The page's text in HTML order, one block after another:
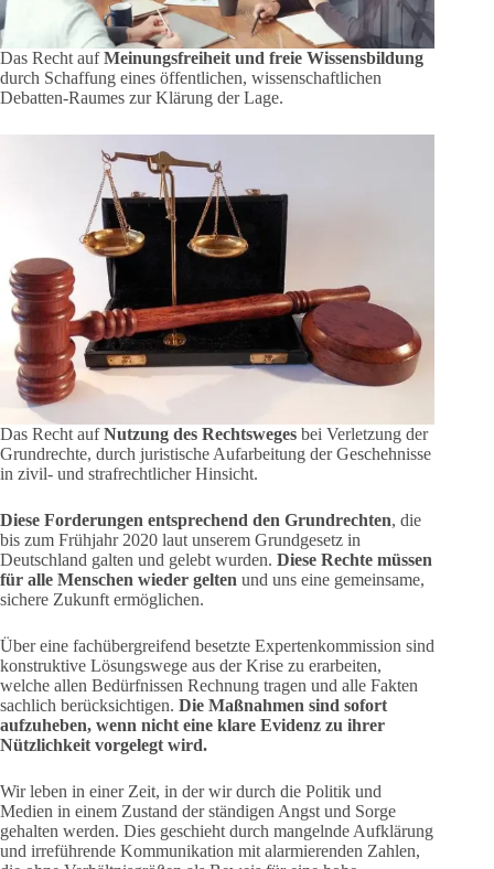
Das Recht aufMeinungsfreiheit und freie Wissensbildung
durch Schaffung eines öffentlichen, wissenschaftlichen
Debatten-Raumes zur Klärung der Lage.
Das Recht aufNutzung des Rechtsweges bei Verletzung der
Grundrechte, durch juristische Aufarbeitung der Geschehnisse
in zivil- und strafrechtlicher Hinsicht.
Diese Forderungen entsprechend den Grundrechten, die
bis zum Frühjahr 2020 laut unserem Grundgesetz in
Deutschland galten und gelebt wurden. Diese Rechte müssen
für alle Menschen wieder gelten und uns eine gemeinsame,
sichere Zukunft ermöglichen.
Über eine fachübergreifend besetzte Expertenkommission sind
konstruktive Lösungswege aus der Krise zu erarbeiten,
welche allen Bedürfnissen Rechnung tragen und alle Fakten
sachlich berücksichtigen. Die Maßnahmen sind sofort
aufzuheben, wenn nicht eine klare Evidenz zu ihrer
Nützlichkeit vorgelegt wird.
Wir leben in einer Zeit, in der wir durch die Politik und
Medien in einem Zustand der ständigen Angst und Sorge
gehalten werden. Dies geschieht durch mangelnde Aufklärung
und irreführende Kommunikation mit alarmierenden Zahlen,